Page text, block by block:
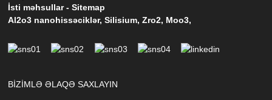
İsti məhsullar-Sitemap
Al2o3 nanohissəciklər,Silisium,Zro2, Moo3,
BIZIMLƏ ƏLAQƏ SAXLAYIN